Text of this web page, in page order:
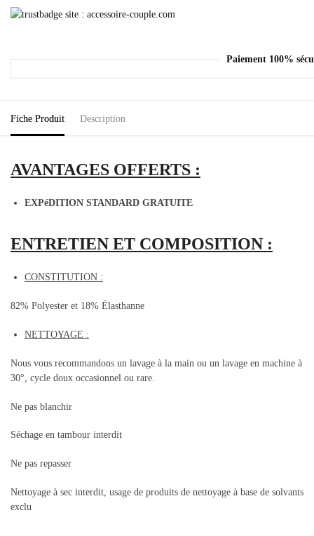
Paiement 100%
Fiche Produit Description
AVANTAGES OFFERTS :
EXPéDITION STANDARD GRATUITE
ENTRETIEN ET COMPOSITION :
CONSTITUTION :
82% Polyester et 18% Élasthanne
NETTOYAGE :
Nous vous recommandons un lavage à la main ou un lavage en machine à
30°, cycle doux occasionnel ou rare.
Ne pas blanchir
Séchage en tambour interdit
Ne pas repasser
Nettoyage à sec interdit, usage de produits de nettoyage à base de solvants
exclu